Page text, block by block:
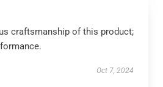
craftsmanship of this product;
Oct 7, 2024